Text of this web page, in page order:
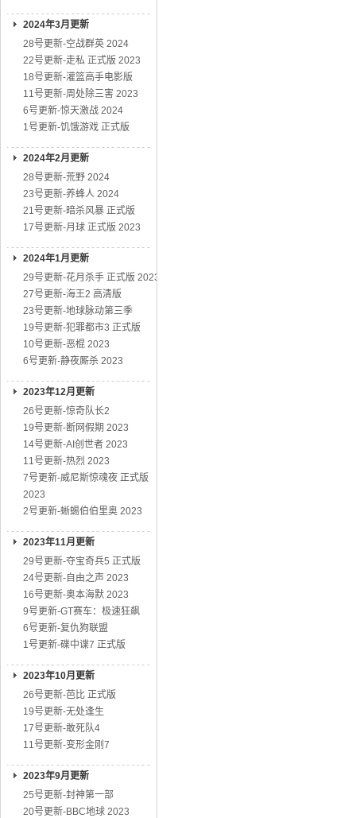
2024年3月更新
28号更新-空战群英 2024
22号更新-走私 正式版 2023
18号更新-灌篮高手电影版
11号更新-周处除三害 2023
6号更新-惊天激战 2024
1号更新-饥饿游戏 正式版
2024年2月更新
28号更新-荒野 2024
23号更新-养蜂人 2024
21号更新-暗杀风暴 正式版
17号更新-月球 正式版 2023
2024年1月更新
29号更新-花月杀手 正式版 2023
27号更新-海王2 高清版
23号更新-地球脉动第三季
19号更新-犯罪都市3 正式版
10号更新-恶棍 2023
6号更新-静夜厮杀 2023
2023年12月更新
26号更新-惊奇队长2
19号更新-断网假期 2023
14号更新-AI创世者 2023
11号更新-热烈 2023
7号更新-威尼斯惊魂夜 正式版
2023
2号更新-蜥蜴伯伯里奥 2023
2023年11月更新
29号更新-夺宝奇兵5 正式版
24号更新-自由之声 2023
16号更新-奥本海默 2023
9号更新-GT赛车：极速狂飙
6号更新-复仇狗联盟
1号更新-碟中谍7 正式版
2023年10月更新
26号更新-芭比 正式版
19号更新-无处逢生
17号更新-敢死队4
11号更新-变形金刚7
2023年9月更新
25号更新-封神第一部
20号更新-BBC地球 2023